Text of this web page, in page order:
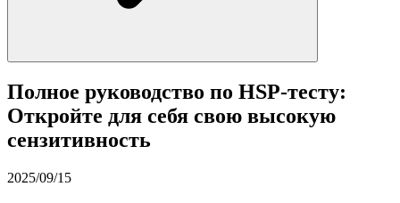
Полное руководство по HSP-тесту:
Откройте для себя свою высокую
сензитивность
2025/09/15